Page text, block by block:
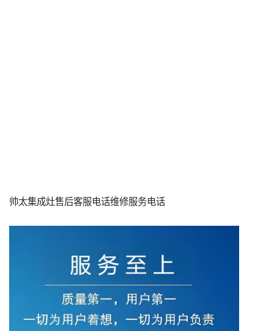
帅太集成灶售后客服电话维修服务电话